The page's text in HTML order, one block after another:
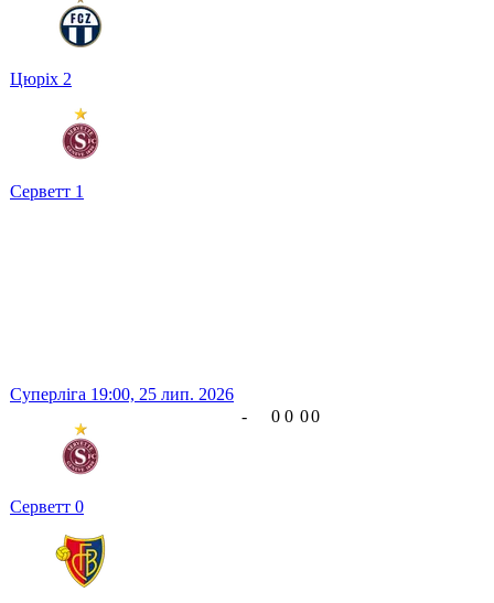
Цюріх 2
Серветт 1
Суперліга 19:00, 25 лип. 2026
Серветт 0
- 0 0 00